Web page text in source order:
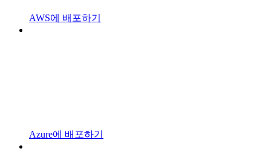
AWS에 배포하기
Azure에 배포하기